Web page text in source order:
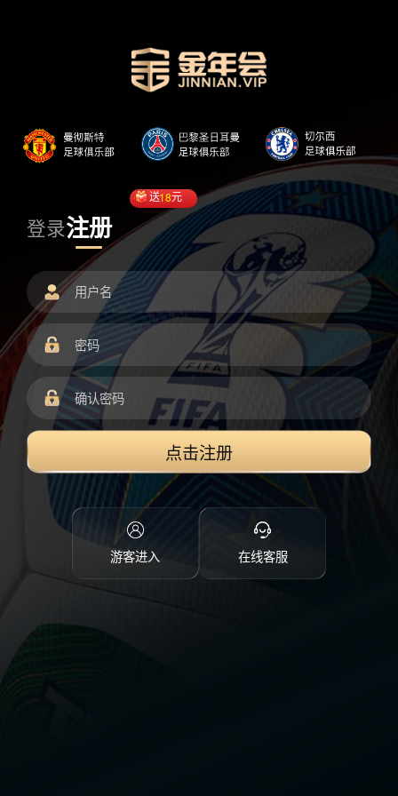
登录注册
送18元
点击注册
游客进入 在线客服